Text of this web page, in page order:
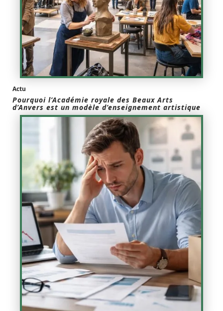
Actu
Pourquoi l’Académie royale des Beaux Arts
d’Anvers est un modèle d’enseignement artistique